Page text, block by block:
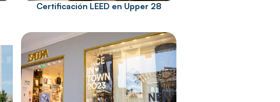
Certificación LEED en Upper 28